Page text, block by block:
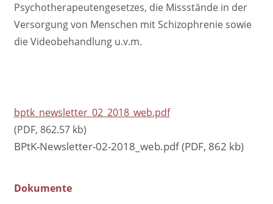
Psychotherapeutengesetzes, die Missstände in der
Versorgung von Menschen mit Schizophrenie sowie
die Videobehandlung u.v.m.
bptk_newsletter_02_2018_web.pdf
(PDF, 862.57 kb)
BPtK-Newsletter-02-2018_web.pdf (PDF, 862 kb)
Dokumente